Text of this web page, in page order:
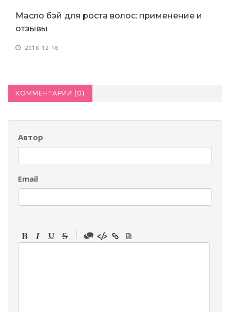
Масло бэй для роста волос: применение и
отзывы
2018-12-16
КОММЕНТАРИИ (0)
Автор
Email
-
-